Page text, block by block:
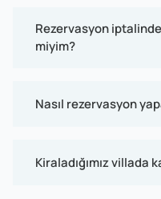
Rezervasyon
miyim?
Nasıl rezervasyon
Kiraladığımız villada